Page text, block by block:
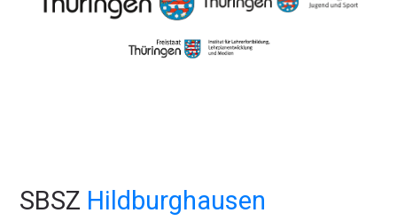
SBSZ Hildburghausen